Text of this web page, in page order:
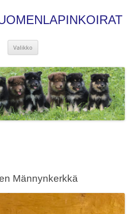
Valikko
Männynkerkkä